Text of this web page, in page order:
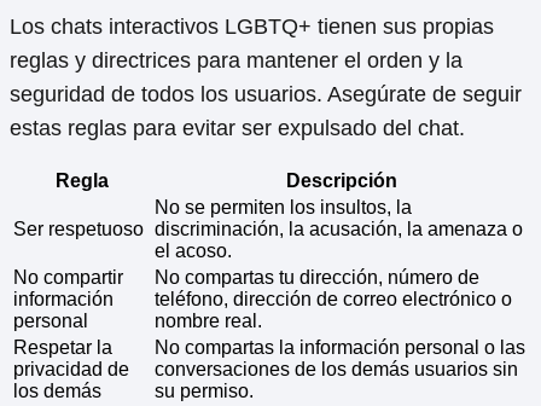
Los chats interactivos LGBTQ+ tienen sus propias
reglas y directrices para mantener el orden y la
seguridad de todos los usuarios. Asegúrate de seguir
estas reglas para evitar ser expulsado del chat.
Regla Descripción
Ser respetuoso
No se permiten los insultos, la
discriminación, la acusación, la amenaza o
el acoso.
No compartir
información
personal
No compartas tu dirección, número de
teléfono, dirección de correo electrónico o
nombre real.
Respetar la
privacidad de
los demás
No compartas la información personal o las
conversaciones de los demás usuarios sin
su permiso.